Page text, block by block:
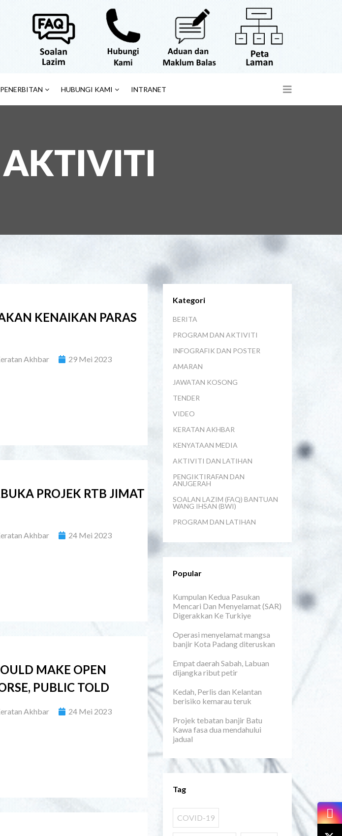
PENERBITAN HUBUNGI KAMI INTRANET
KENAIKAN PARAS
Akhbar 29 Mei 2023
PROJEK RTB JIMAT
Akhbar 24 Mei 2023
MAKE OPEN
PUBLIC TOLD
Akhbar 24 Mei 2023
Kategori
BERITA
PROGRAM DAN AKTIVITI
INFOGRAFIK DAN POSTER
AMARAN
JAWATAN KOSONG
TENDER
VIDEO
KERATAN AKHBAR
KENYATAAN MEDIA
AKTIVITI DAN LATIHAN
PENGIKTIRAFAN DAN
ANUGERAH
SOALAN LAZIM (FAQ) BANTUAN
WANG IHSAN (BWI)
PROGRAM DAN LATIHAN
Popular
Kumpulan Kedua Pasukan
Mencari Dan Menyelamat (SAR)
Digerakkan Ke Turkiye
Operasi menyelamat mangsa
banjir Kota Padang diteruskan
Empat daerah Sabah, Labuan
dijangka ribut petir
Kedah, Perlis dan Kelantan
berisiko kemarau teruk
Projek tebatan banjir Batu
Kawa fasa dua mendahului
jadual
Tag
COVID-19